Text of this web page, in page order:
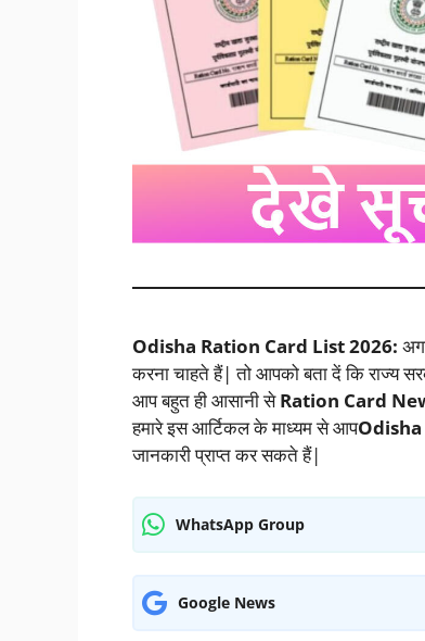
Odisha Ration Card List 2026:
करना चाहते हैं| तो आपको बता दें कि राज्य
आप बहुत ही आसानी सेRation Card
हमारे इस आर्टिकल के माध्यम से आप
जानकारी प्राप्त कर सकते हैं|
WhatsApp Group
Google News